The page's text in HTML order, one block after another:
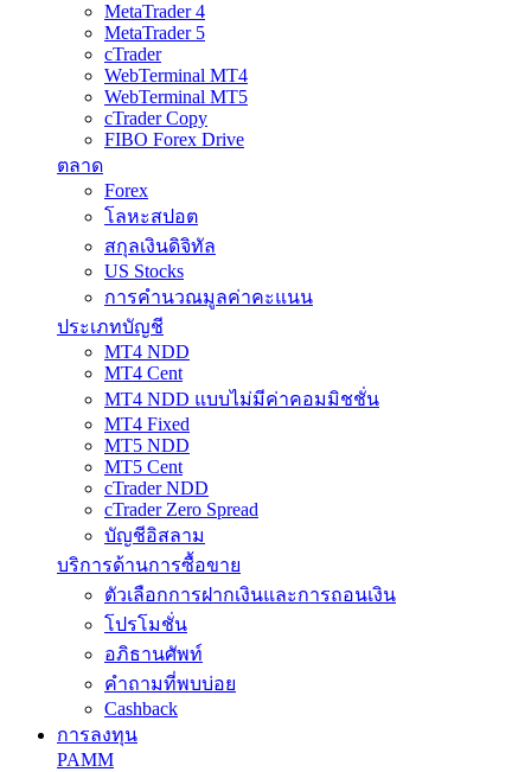
MetaTrader 4
MetaTrader 5
cTrader
WebTerminal MT4
WebTerminal MT5
cTrader Copy
FIBO Forex Drive
ตลาด
Forex
โลหะสปอต
สกุลเงินดิจิทัล
US Stocks
การคำนวณมูลค่าคะแนน
ประเภทบัญชี
MT4 NDD
MT4 Cent
MT4 NDD แบบไม่มีค่าคอมมิชชั่น
MT4 Fixed
MT5 NDD
MT5 Cent
cTrader NDD
cTrader Zero Spread
บัญชีอิสลาม
บริการด้านการซื้อขาย
ตัวเลือกการฝากเงินและการถอนเงิน
โปรโมชั่น
อภิธานศัพท์
คำถามที่พบบ่อย
Cashback
การลงทุน
PAMM